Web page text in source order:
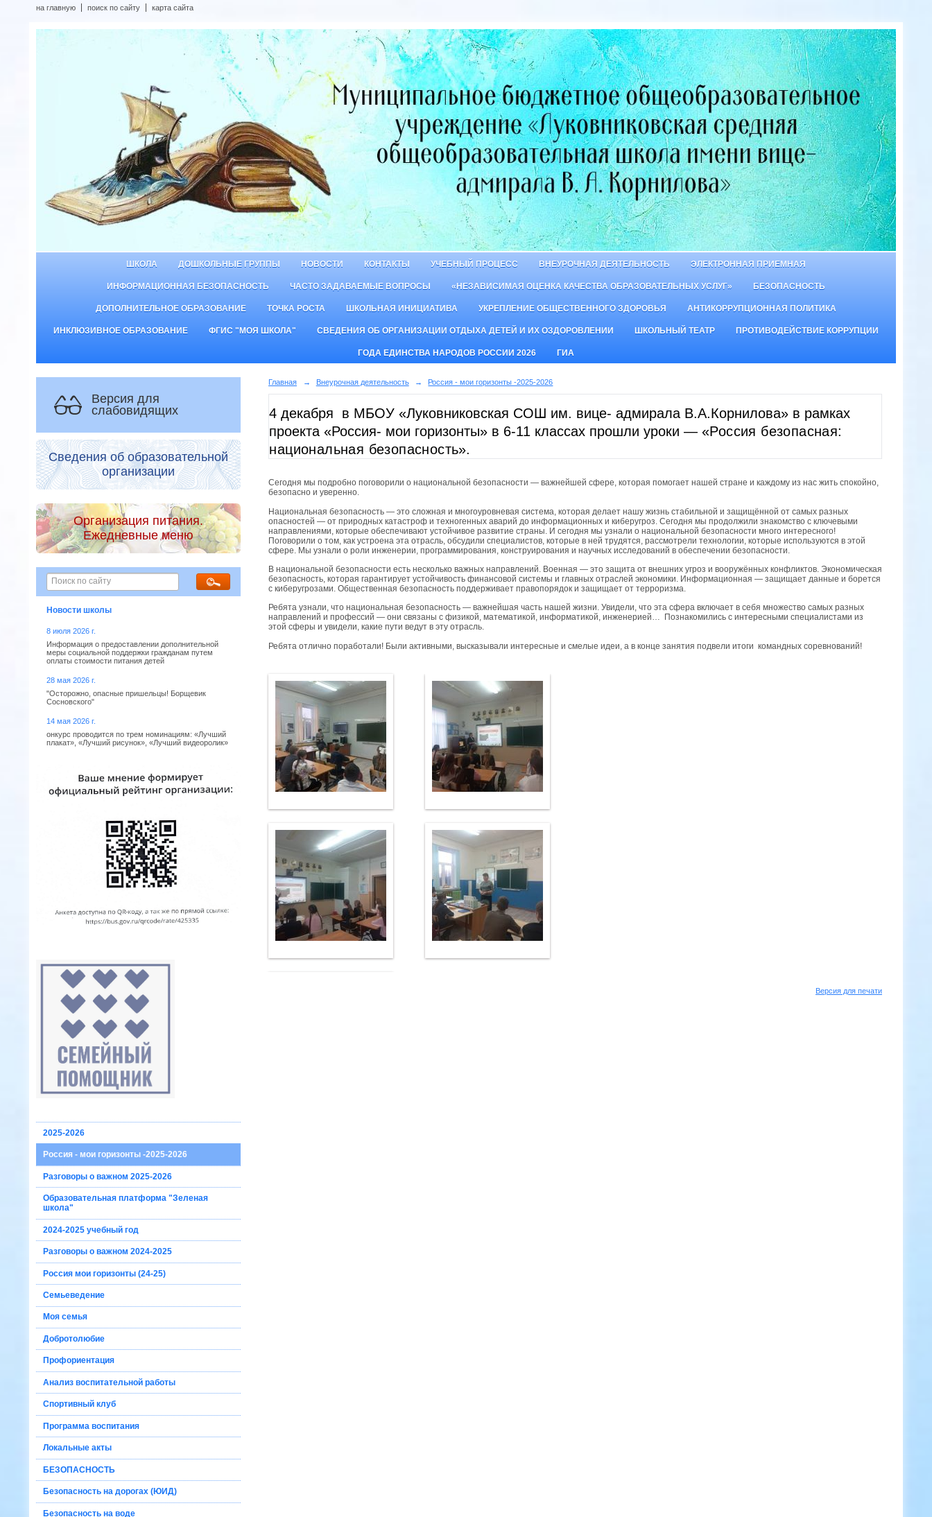
на главную поиск по сайту карта сайта
ШКОЛА ДОШКОЛЬНЫЕ ГРУППЫ НОВОСТИ КОНТАКТЫ УЧЕБНЫЙ ПРОЦЕСС ВНЕУРОЧНАЯ ДЕЯТЕЛЬНОСТЬ ЭЛЕКТРОННАЯ ПРИЕМНАЯ
ИНФОРМАЦИОННАЯ БЕЗОПАСНОСТЬ ЧАСТО ЗАДАВАЕМЫЕ ВОПРОСЫ «НЕЗАВИСИМАЯ ОЦЕНКА КАЧЕСТВА ОБРАЗОВАТЕЛЬНЫХ УСЛУГ» БЕЗОПАСНОСТЬ
ДОПОЛНИТЕЛЬНОЕ ОБРАЗОВАНИЕ ТОЧКА РОСТА ШКОЛЬНАЯ ИНИЦИАТИВА УКРЕПЛЕНИЕ ОБЩЕСТВЕННОГО ЗДОРОВЬЯ АНТИКОРРУПЦИОННАЯ ПОЛИТИКА
ИНКЛЮЗИВНОЕ ОБРАЗОВАНИЕ ФГИС "МОЯ ШКОЛА" СВЕДЕНИЯ ОБ ОРГАНИЗАЦИИ ОТДЫХА ДЕТЕЙ И ИХ ОЗДОРОВЛЕНИИ ШКОЛЬНЫЙ ТЕАТР ПРОТИВОДЕЙСТВИЕ КОРРУПЦИИ
ГОДА ЕДИНСТВА НАРОДОВ РОССИИ 2026 ГИА
Версия для
слабовидящих
Сведения об образовательной
организации
Организация питания.
Ежедневные меню
Новости школы
8 июля 2026 г.
Информация о предоставлении дополнительной
меры социальной поддержки гражданам путем
оплаты стоимости питания детей
28 мая 2026 г.
"Осторожно, опасные пришельцы! Борщевик
Сосновского"
14 мая 2026 г.
онкурс проводится по трем номинациям: «Лучший
плакат», «Лучший рисунок», «Лучший видеоролик»
2025-2026
Россия - мои горизонты -2025-2026
Разговоры о важном 2025-2026
Образовательная платформа "Зеленая
школа"
2024-2025 учебный год
Разговоры о важном 2024-2025
Россия мои горизонты (24-25)
Семьеведение
Моя семья
Добротолюбие
Профориентация
Анализ воспитательной работы
Спортивный клуб
Программа воспитания
Локальные акты
БЕЗОПАСНОСТЬ
Безопасность на дорогах (ЮИД)
Безопасность на воде
Главная → Внеурочная деятельность → Россия - мои горизонты -2025-2026
4 декабря в МБОУ «Луковниковская СОШ им. вице- адмирала В.А.Корнилова» в рамках
проекта «Россия- мои горизонты» в 6-11 классах прошли уроки — «Россия безопасная:
национальная безопасность».
Сегодня мы подробно поговорили о национальной безопасности — важнейшей сфере, которая помогает нашей стране и каждому из нас жить спокойно,
безопасно и уверенно.
Национальная безопасность — это сложная и многоуровневая система, которая делает нашу жизнь стабильной и защищённой от самых разных
опасностей — от природных катастроф и техногенных аварий до информационных и киберугроз. Сегодня мы продолжили знакомство с ключевыми
направлениями, которые обеспечивают устойчивое развитие страны. И сегодня мы узнали о национальной безопасности много интересного!
Поговорили о том, как устроена эта отрасль, обсудили специалистов, которые в ней трудятся, рассмотрели технологии, которые используются в этой
сфере. Мы узнали о роли инженерии, программирования, конструирования и научных исследований в обеспечении безопасности.
В национальной безопасности есть несколько важных направлений. Военная — это защита от внешних угроз и вооружённых конфликтов. Экономическая
безопасность, которая гарантирует устойчивость финансовой системы и главных отраслей экономики. Информационная — защищает данные и борется
с киберугрозами. Общественная безопасность поддерживает правопорядок и защищает от терроризма.
Ребята узнали, что национальная безопасность — важнейшая часть нашей жизни. Увидели, что эта сфера включает в себя множество самых разных
направлений и профессий — они связаны с физикой, математикой, информатикой, инженерией… Познакомились с интересными специалистами из
этой сферы и увидели, какие пути ведут в эту отрасль.
Ребята отлично поработали! Были активными, высказывали интересные и смелые идеи, а в конце занятия подвели итоги командных соревнований!
Версия для печати